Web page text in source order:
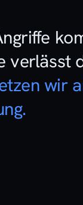
verlässt
wir